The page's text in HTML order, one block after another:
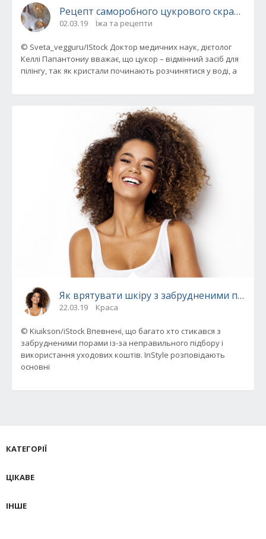
Рецепт саморобного цукрового скрабу
02.03.19 Їжа та рецепти
© Sveta_vegguru/IStock Доктор медичних наук, дієтолог
Келлі Папантониу вважає, що цукор – відмінний засіб для
пілінгу, так як кристали починають розчинятися у воді, а
Як врятувати шкіру з забрудненими
22.03.19 Краса
© Kiuikson/iStock Впевнені, що багато хто стикався з
забрудненими порами із-за неправильного підбору і
використання уходових коштів. InStyle розповідають
основні
КАТЕГОРІЇ
ЦІКАВЕ
ІНШЕ